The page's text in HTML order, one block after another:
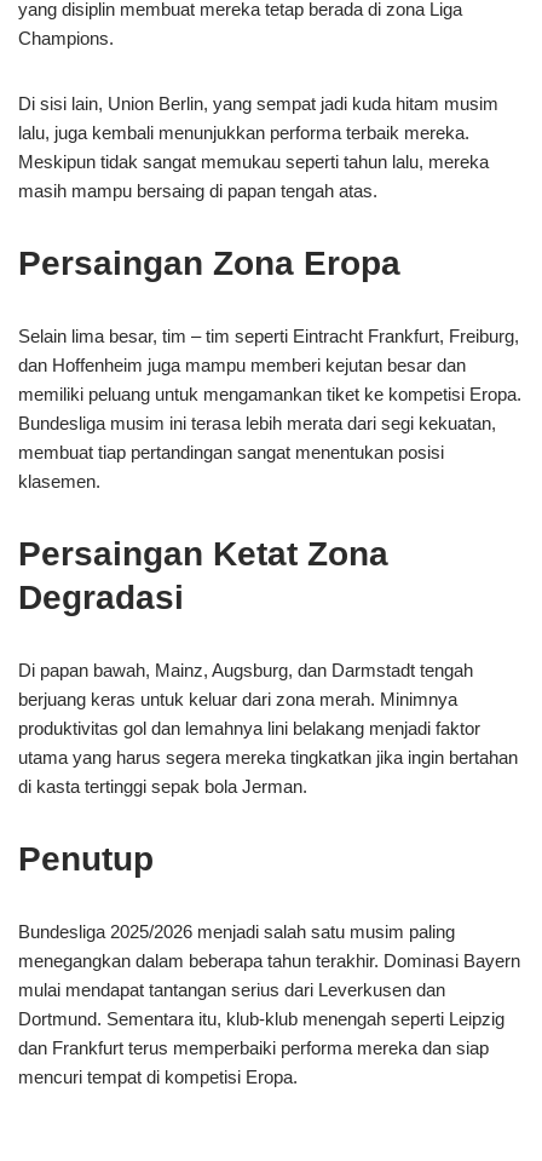
yang disiplin membuat mereka tetap berada di zona Liga
Champions.
Di sisi lain, Union Berlin, yang sempat jadi kuda hitam musim
lalu, juga kembali menunjukkan performa terbaik mereka.
Meskipun tidak sangat memukau seperti tahun lalu, mereka
masih mampu bersaing di papan tengah atas.
Persaingan Zona Eropa
Selain lima besar, tim – tim seperti Eintracht Frankfurt, Freiburg,
dan Hoffenheim juga mampu memberi kejutan besar dan
memiliki peluang untuk mengamankan tiket ke kompetisi Eropa.
Bundesliga musim ini terasa lebih merata dari segi kekuatan,
membuat tiap pertandingan sangat menentukan posisi
klasemen.
Persaingan Ketat Zona
Degradasi
Di papan bawah, Mainz, Augsburg, dan Darmstadt tengah
berjuang keras untuk keluar dari zona merah. Minimnya
produktivitas gol dan lemahnya lini belakang menjadi faktor
utama yang harus segera mereka tingkatkan jika ingin bertahan
di kasta tertinggi sepak bola Jerman.
Penutup
Bundesliga 2025/2026 menjadi salah satu musim paling
menegangkan dalam beberapa tahun terakhir. Dominasi Bayern
mulai mendapat tantangan serius dari Leverkusen dan
Dortmund. Sementara itu, klub-klub menengah seperti Leipzig
dan Frankfurt terus memperbaiki performa mereka dan siap
mencuri tempat di kompetisi Eropa.